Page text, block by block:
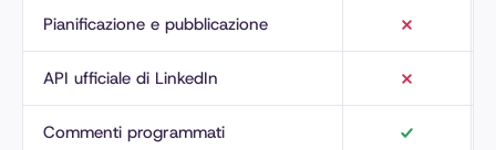
Pianificazione e pubblicazione
API ufficiale di LinkedIn
Commenti programmati